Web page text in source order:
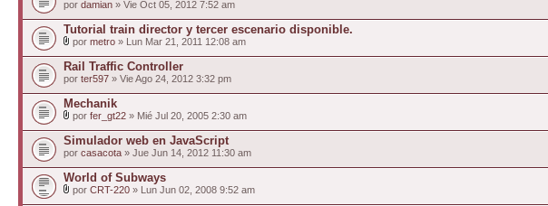
por damian » Vie Oct 05, 2012 7:52 am
Tutorial train director y tercer escenario disponible.
por metro » Lun Mar 21, 2011 12:08 am
Rail Traffic Controller
por ter597 » Vie Ago 24, 2012 3:32 pm
Mechanik
por fer_gt22 » Mié Jul 20, 2005 2:30 am
Simulador web en JavaScript
por casacota » Jue Jun 14, 2012 11:30 am
World of Subways
por CRT-220 » Lun Jun 02, 2008 9:52 am